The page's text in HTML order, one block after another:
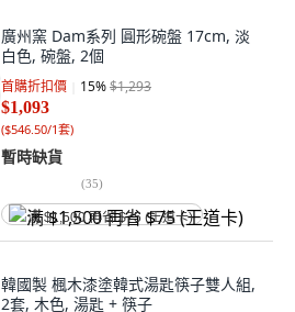
廣州窯 Dam系列 圓形碗盤 17cm, 淡
白色, 碗盤, 2個
首購折扣價 15%$1,293
$1,093
($546.50/1套)
暫時缺貨
(35)
满 $1,500 再省 $75 (王道卡)
韓國製 楓木漆塗韓式湯匙筷子雙人組,
2套, 木色, 湯匙 + 筷子